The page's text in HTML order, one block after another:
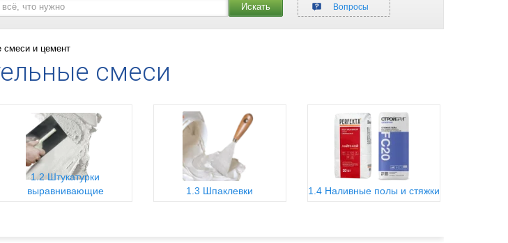
Искать Вопросы
смеси и цемент
смеси
1.2 Штукатурки
выравнивающие
1.3 Шпаклевки 1.4 Наливные полы и стяжки